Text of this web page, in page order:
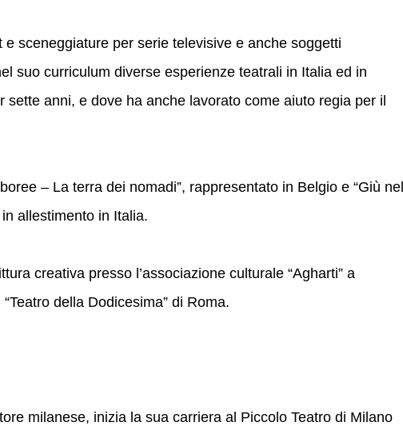
sceneggiature per serie televisive e anche soggetti
suo curriculum diverse esperienze teatrali in Italia ed in
sette anni, e dove ha anche lavorato come aiuto regia per il
– La terra dei nomadi”, rappresentato in Belgio e “Giù nel
allestimento in Italia.
creativa presso l’associazione culturale “Agharti” a
della Dodicesima” di Roma.
milanese, inizia la sua carriera al Piccolo Teatro di Milano